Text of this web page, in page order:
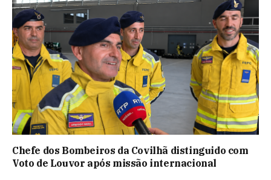
Chefe dos Bombeiros da Covilhã distinguido com
Voto de Louvor após missão internacional